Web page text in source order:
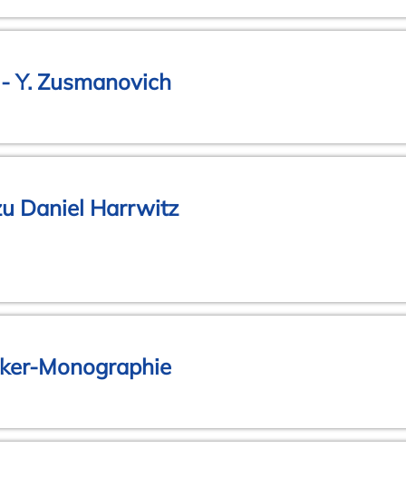
Y. Zusmanovich
Daniel Harrwitz
Monographie